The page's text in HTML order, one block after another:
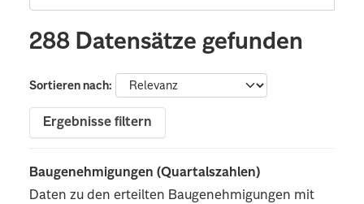
288 Datensätze gefunden
Sortieren nach
Ergebnisse filtern
Baugenehmigungen (Quartalszahlen)
Daten zu den erteilten Baugenehmigungen mit